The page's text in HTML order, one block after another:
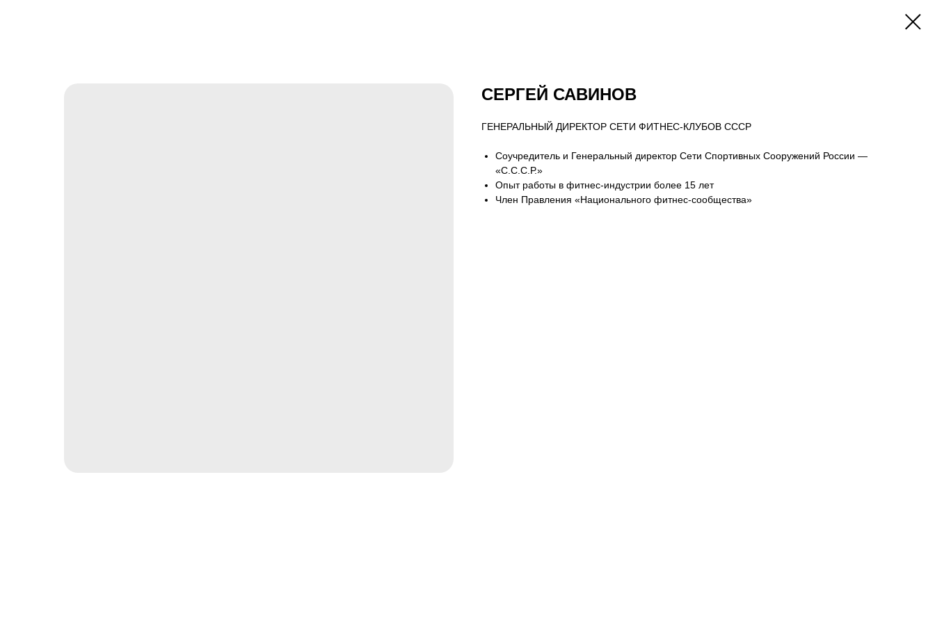
СЕРГЕЙ САВИНОВ
ГЕНЕРАЛЬНЫЙ ДИРЕКТОР СЕТИ ФИТНЕС-КЛУБОВ СССР
Соучредитель и Генеральный директор Сети Спортивных Сооружений России —
«С.С.С.Р.»
Опыт работы в фитнес-индустрии более 15 лет
Член Правления «Национального фитнес-сообщества»